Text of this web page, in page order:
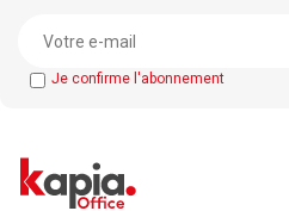
Je confirme l'abonnement